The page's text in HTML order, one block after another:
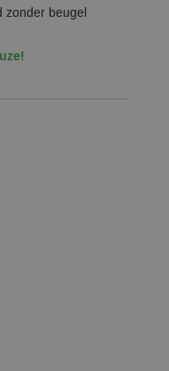
zonder beugel